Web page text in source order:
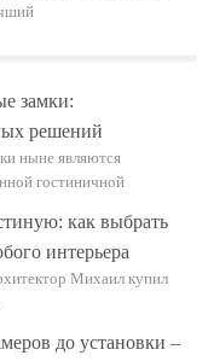
замки:
решений
ныне являются
гостиничной
как выбрать
интерьера
Михаил купил
до установки –